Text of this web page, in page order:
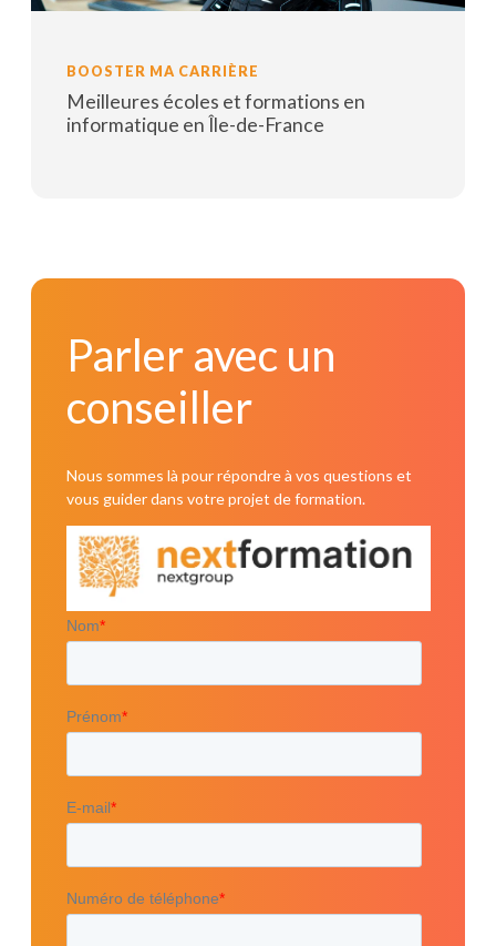
BOOSTER MA CARRIÈRE
Meilleures écoles et formations en
informatique en Île-de-France
Parler avec un
conseiller
Nous sommes là pour répondre à vos questions et
vous guider dans votre projet de formation.